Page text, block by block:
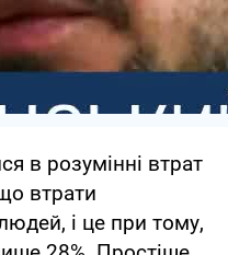
в розумінні втрат
втрати
і це при тому,